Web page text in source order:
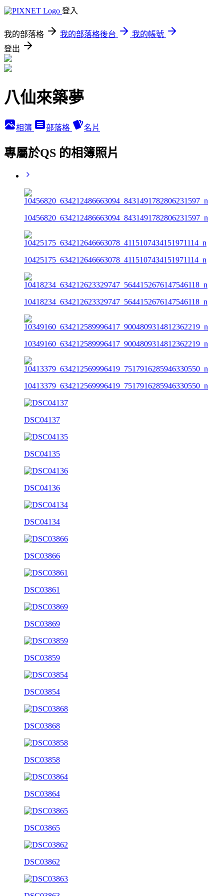
登入
我的部落格 我的部落格後台
我的帳號
登出
八仙來築夢
相簿 部落格 名片
專屬於QS 的相簿照片
10456820_634212486663094_8431491782806231597_n
10425175_634212646663078_4115107434151971114_n
10418234_634212623329747_5644152676147546118_n
10349160_634212589996417_9004809314812362219_n
10413379_634212569996419_7517916285946330550_n
DSC04137
DSC04135
DSC04136
DSC04134
DSC03866
DSC03861
DSC03869
DSC03859
DSC03854
DSC03868
DSC03858
DSC03864
DSC03865
DSC03862